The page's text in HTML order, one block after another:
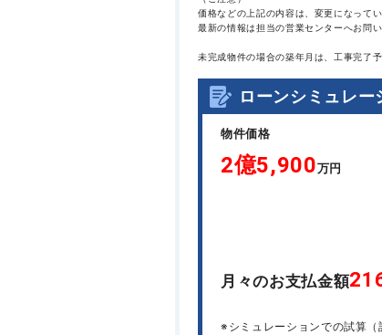
価格などの上記の内容は、変更になってい
最新の情報は担当の営業センターへお問い
未完成物件の場合の築年月は、工事完了
ローンシミュレー
物件価格
2億5,900万円
月々のお支払金額
※シミュレーションでの試算（